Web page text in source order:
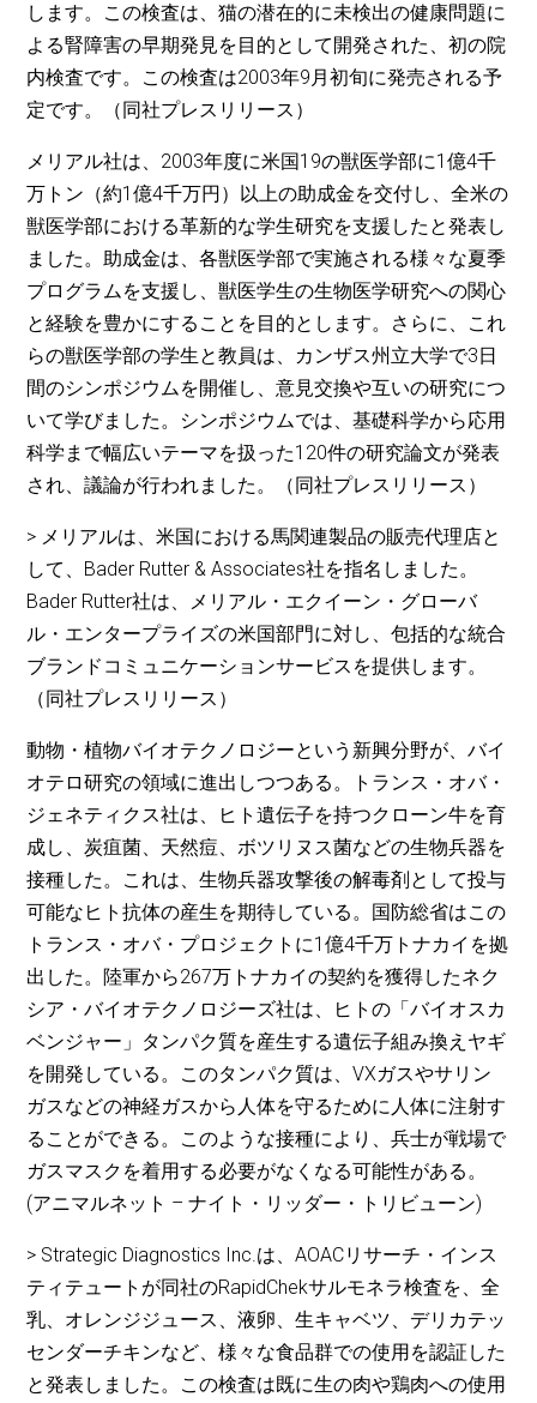
します。この検査は、猫の潜在的に未検出の健康問題に
よる腎障害の早期発見を目的として開発された、初の院
内検査です。この検査は2003年9月初旬に発売される予
定です。（同社プレスリリース）
メリアル社は、2003年度に米国19の獣医学部に1億4千
万トン（約1億4千万円）以上の助成金を交付し、全米の
獣医学部における革新的な学生研究を支援したと発表し
ました。助成金は、各獣医学部で実施される様々な夏季
プログラムを支援し、獣医学生の生物医学研究への関心
と経験を豊かにすることを目的とします。さらに、これ
らの獣医学部の学生と教員は、カンザス州立大学で3日
間のシンポジウムを開催し、意見交換や互いの研究につ
いて学びました。シンポジウムでは、基礎科学から応用
科学まで幅広いテーマを扱った120件の研究論文が発表
され、議論が行われました。（同社プレスリリース）
> メリアルは、米国における馬関連製品の販売代理店と
して、Bader Rutter & Associates社を指名しました。
Bader Rutter社は、メリアル・エクイーン・グローバ
ル・エンタープライズの米国部門に対し、包括的な統合
ブランドコミュニケーションサービスを提供します。
（同社プレスリリース）
動物・植物バイオテクノロジーという新興分野が、バイ
オテロ研究の領域に進出しつつある。トランス・オバ・
ジェネティクス社は、ヒト遺伝子を持つクローン牛を育
成し、炭疽菌、天然痘、ボツリヌス菌などの生物兵器を
接種した。これは、生物兵器攻撃後の解毒剤として投与
可能なヒト抗体の産生を期待している。国防総省はこの
トランス・オバ・プロジェクトに1億4千万トナカイを拠
出した。陸軍から267万トナカイの契約を獲得したネク
シア・バイオテクノロジーズ社は、ヒトの「バイオスカ
ベンジャー」タンパク質を産生する遺伝子組み換えヤギ
を開発している。このタンパク質は、VXガスやサリン
ガスなどの神経ガスから人体を守るために人体に注射す
ることができる。このような接種により、兵士が戦場で
ガスマスクを着用する必要がなくなる可能性がある。
(アニマルネット – ナイト・リッダー・トリビューン)
> Strategic Diagnostics Inc.は、AOACリサーチ・インス
ティテュートが同社のRapidChekサルモネラ検査を、全
乳、オレンジジュース、液卵、生キャベツ、デリカテッ
センダーチキンなど、様々な食品群での使用を認証した
と発表しました。この検査は既に生の肉や鶏肉への使用